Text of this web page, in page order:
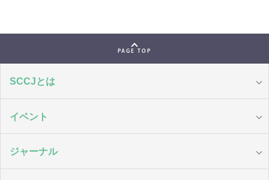
PAGE TOP
SCCJとは
イベント
ジャーナル